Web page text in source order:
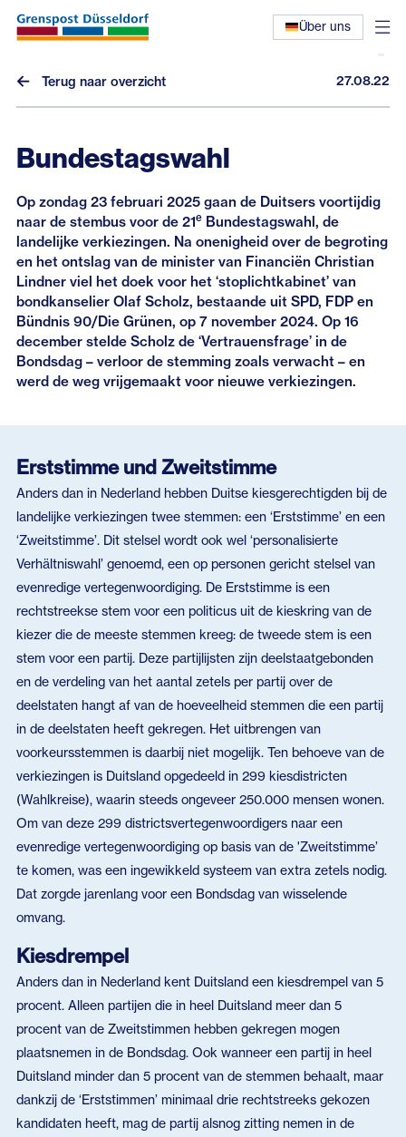
Über uns
Nieuws
Interviews
Eerdere nieuwsbrieven
Terug naar overzicht 27.08.22
Bundestagswahl
Op zondag 23 februari 2025 gaan de Duitsers voortijdig
naar de stembus voor de 21eBundestagswahl, de
landelijke verkiezingen. Na onenigheid over de begroting
en het ontslag van de minister van Financiën Christian
Lindner viel het doek voor het ‘stoplichtkabinet’ van
bondkanselier Olaf Scholz, bestaande uit SPD, FDP en
Bündnis 90/Die Grünen, op 7 november 2024. Op 16
december stelde Scholz de ‘Vertrauensfrage’ in de
Bondsdag – verloor de stemming zoals verwacht – en
werd de weg vrijgemaakt voor nieuwe verkiezingen.
Erststimme und Zweitstimme
Anders dan in Nederland hebben Duitse kiesgerechtigden bij de
landelijke verkiezingen twee stemmen: een ‘Erststimme’ en een
‘Zweitstimme’. Dit stelsel wordt ook wel ‘personalisierte
Verhältniswahl’ genoemd, een op personen gericht stelsel van
evenredige vertegenwoordiging. De Erststimme is een
rechtstreekse stem voor een politicus uit de kieskring van de
kiezer die de meeste stemmen kreeg: de tweede stem is een
stem voor een partij. Deze partijlijsten zijn deelstaatgebonden
en de verdeling van het aantal zetels per partij over de
deelstaten hangt af van de hoeveelheid stemmen die een partij
in de deelstaten heeft gekregen. Het uitbrengen van
voorkeursstemmen is daarbij niet mogelijk. Ten behoeve van de
verkiezingen is Duitsland opgedeeld in 299 kiesdistricten
(Wahlkreise), waarin steeds ongeveer 250.000 mensen wonen.
Om van deze 299 districtsvertegenwoordigers naar een
evenredige vertegenwoordiging op basis van de 'Zweitstimme’
te komen, was een ingewikkeld systeem van extra zetels nodig.
Dat zorgde jarenlang voor een Bondsdag van wisselende
omvang.
Kiesdrempel
Anders dan in Nederland kent Duitsland een kiesdrempel van 5
procent. Alleen partijen die in heel Duitsland meer dan 5
procent van de Zweitstimmen hebben gekregen mogen
plaatsnemen in de Bondsdag. Ook wanneer een partij in heel
Duitsland minder dan 5 procent van de stemmen behaalt, maar
dankzij de ‘Erststimmen’ minimaal drie rechtstreeks gekozen
kandidaten heeft, mag de partij alsnog zitting nemen in de